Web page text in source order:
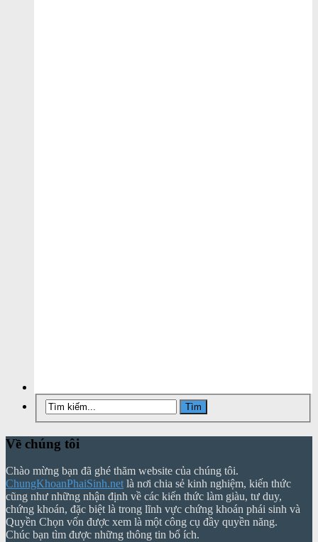
Về chúng tôi
Chào mừng bạn đã ghé thăm website của chúng tôi.
ChungKhoanPhaiSinh.net là nơi chia sẻ kinh nghiệm, kiến thức
cũng như những nhận định về các kiến thức làm giàu, tư duy,
chứng khoán, đặc biệt là trong lĩnh vực chứng khoán phái sinh và
Quyền Chọn vốn được xem là một công cụ đầy quyền năng.
Chúc bạn tìm được những thông tin bổ ích.